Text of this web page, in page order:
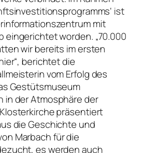
ist
mit
eingerichtet worden. „70.000
wir bereits im ersten
berichtet die
vom Erfolg des
Gestütsmuseum
in der Atmosphäre der
präsentiert
die Geschichte und
Marbach für die
es werden auch